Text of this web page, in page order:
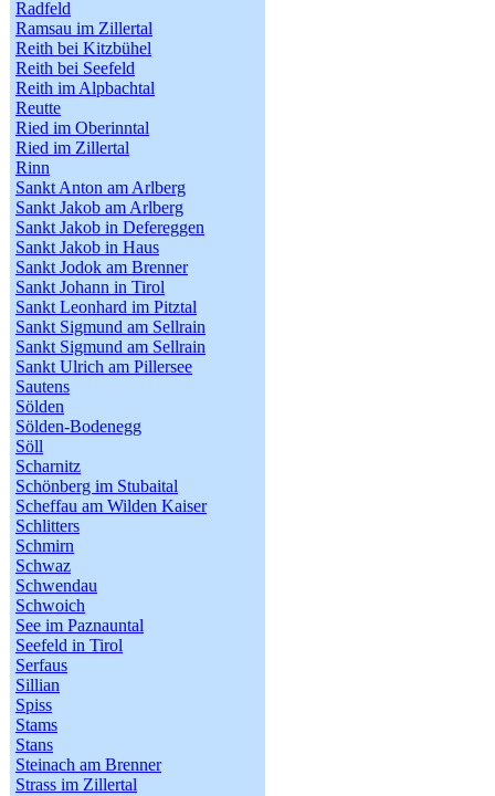
Radfeld
Ramsau im Zillertal
Reith bei Kitzbühel
Reith bei Seefeld
Reith im Alpbachtal
Reutte
Ried im Oberinntal
Ried im Zillertal
Rinn
Sankt Anton am Arlberg
Sankt Jakob am Arlberg
Sankt Jakob in Defereggen
Sankt Jakob in Haus
Sankt Jodok am Brenner
Sankt Johann in Tirol
Sankt Leonhard im Pitztal
Sankt Sigmund am Sellrain
Sankt Sigmund am Sellrain
Sankt Ulrich am Pillersee
Sautens
Sölden
Sölden-Bodenegg
Söll
Scharnitz
Schönberg im Stubaital
Scheffau am Wilden Kaiser
Schlitters
Schmirn
Schwaz
Schwendau
Schwoich
See im Paznauntal
Seefeld in Tirol
Serfaus
Sillian
Spiss
Stams
Stans
Steinach am Brenner
Strass im Zillertal